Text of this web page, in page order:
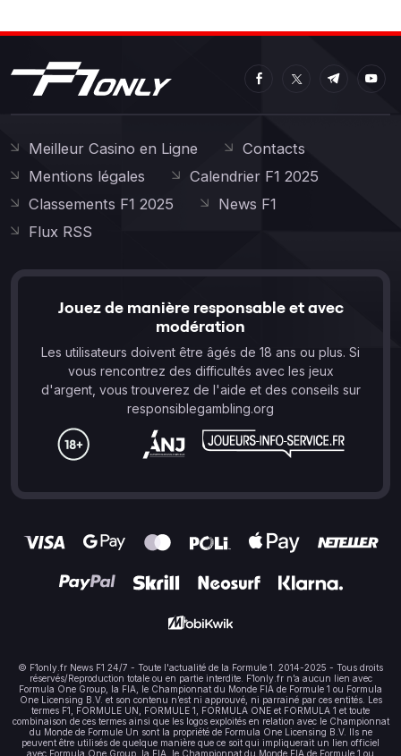
Meilleur Casino en Ligne
Contacts
Mentions légales
Calendrier F1 2025
Classements F1 2025
News F1
Flux RSS
Jouez de manière responsable et avec
modération
Les utilisateurs doivent être âgés de 18 ans ou plus. Si
vous rencontrez des difficultés avec les jeux
d'argent, vous trouverez de l'aide et des conseils sur
responsiblegambling.org
© F1only.fr News F1 24/7 - Toute l'actualité de la Formule 1. 2014-2025 - Tous droits
réservés/Reproduction totale ou en partie interdite. F1only.fr n’a aucun lien avec
Formula One Group, la FIA, le Championnat du Monde FIA de Formule 1 ou Formula
One Licensing B.V. et son contenu n’est ni approuvé, ni parrainé par ces entités. Les
termes F1, FORMULE UN, FORMULE 1, FORMULA ONE et FORMULA 1 et toute
combinaison de ces termes ainsi que les logos exploités en relation avec le Championnat
du Monde de Formule Un sont la propriété de Formula One Licensing B.V. Ils ne
peuvent être utilisés de quelque manière que ce soit qui impliquerait un lien officiel
avec Formula One Group, la FIA, le Championnat du Monde FIA de Formule 1 ou